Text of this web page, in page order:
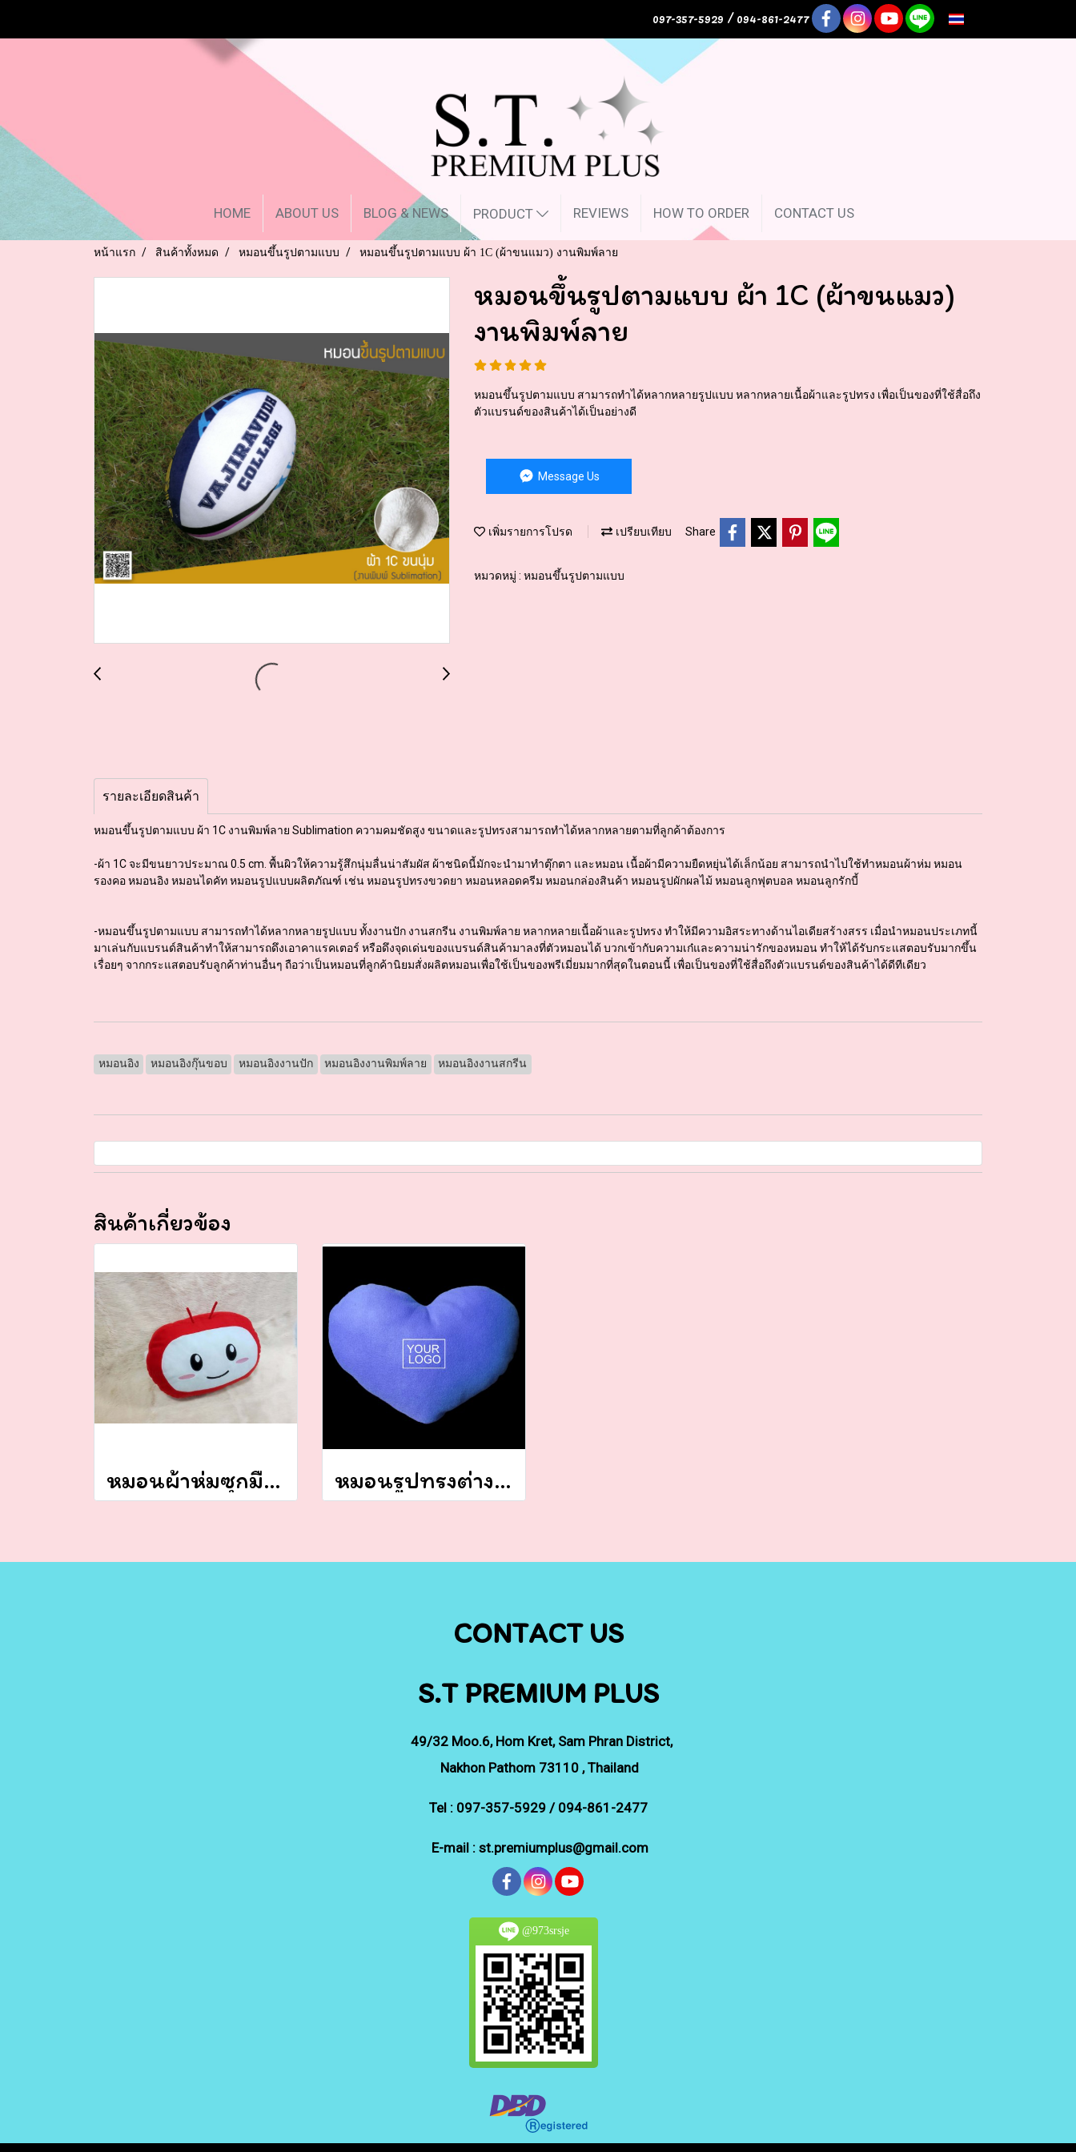
097-357-5929 / 094-861-2477
HOME ABOUT US BLOG & NEWS PRODUCT REVIEWS HOW TO ORDER CONTACT US
หน้าแรก สินค้าทั้งหมด หมอนขึ้นรูปตามแบบ หมอนขึ้นรูปตามแบบ ผ้า 1C (ผ้าขนแมว) งานพิมพ์ลาย
หมอนขึ้นรูปตามแบบ ผ้า 1C (ผ้าขนแมว)
งานพิมพ์ลาย
หมอนขึ้นรูปตามแบบ สามารถทำได้หลากหลายรูปแบบ หลากหลายเนื้อผ้าและรูปทรง เพื่อเป็นของที่ใช้สื่อถึง
ตัวแบรนด์​ของสินค้าได้เป็นอย่างดี
Message Us
เพิ่มรายการโปรด เปรียบเทียบ Share
หมวดหมู่ : หมอนขึ้นรูปตามแบบ
รายละเอียดสินค้า
หมอนขึ้นรูปตามแบบ ผ้า 1C งานพิมพ์ลาย Sublimation ความคมชัดสูง ขนาดและรูปทรงสามารถทำได้หลากหลายตามที่ลูกค้าต้องการ
-ผ้า 1C จะมีขนยาวประมาณ 0.5 cm. พื้นผิวให้ความรู้สึกนุ่มลื่นน่าสัมผัส ผ้าชนิดนี้มักจะนำมาทำตุ๊กตา และหมอน เนื้อผ้ามีความยืดหยุ่นได้เล็กน้อย สามารถนำไปใช้ทำหมอนผ้าห่ม หมอน
รองคอ หมอนอิง หมอนไดคัท หมอนรูปแบบผลิตภัณฑ์ เช่น หมอนรูปทรงขวดยา หมอนหลอดครีม หมอนกล่องสินค้า หมอนรูปผักผลไม้ หมอนลูกฟุตบอล หมอนลูกรักบี้
-หมอนขึ้นรูปตามแบบ สามารถทำได้หลากหลายรูปแบบ ทั้งงานปัก งานสกรีน งานพิมพ์ลาย หลากหลายเนื้อผ้าและรูปทรง ทำให้มีความอิสระทางด้านไอเดียสร้างสรร เมื่อนำหมอนประเภทนี้
มาเล่นกับแบรนด์สินค้าทำให้สามารถดึงเอาคาแรคเตอร์ หรือดึงจุดเด่นของแบรนด์สินค้ามาลงที่ตัวหมอนได้ บวกเข้ากับความเก๋และความน่ารักของหมอน ทำให้ได้รับกระแสตอบรับมากขึ้น
เรื่อยๆ จากกระแสตอบรับลูกค้าท่านอื่นๆ ถือว่าเป็นหมอนที่ลูกค้านิยมสั่งผลิตหมอนเพื่อใช้เป็นของพรีเมี่ยมมากที่สุดในตอนนี้​ เพื่อเป็นของที่ใช้สื่อถึงตัวแบรนด์​ของสินค้าได้ดีทีเดียว
หมอนอิง หมอนอิงกุ๊นขอบ หมอนอิงงานปัก หมอนอิงงานพิมพ์ลาย หมอนอิงงานสกรีน
สินค้าเกี่ยวข้อง
หมอนผ้าห่มซุกมือรูปทรงตามแบบ หมอนรูปทรงต่างๆ (รูปหัวใจ) ผ้า TF (ผ้าขูดขน) ใส่โลโก้บริษัท
CONTACT US
S.T PREMIUM PLUS
49/32 Moo.6, Hom Kret, Sam Phran District,
Nakhon Pathom 73110 , Thailand
Tel : 097-357-5929 / 094-861-2477
E-mail : st.premiumplus@gmail.com
@973srsje